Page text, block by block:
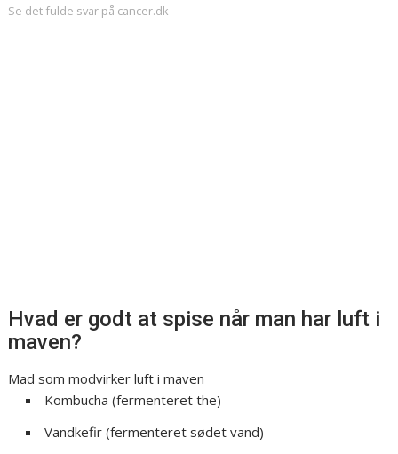
Se det fulde svar på cancer.dk
Hvad er godt at spise når man har luft i
maven?
Mad som modvirker luft i maven
​Kombucha (fermenteret the)
​Vandkefir (fermenteret sødet vand)